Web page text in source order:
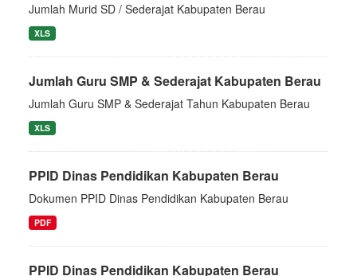
Jumlah Murid SD / Sederajat Kabupaten Berau
XLS
Jumlah Guru SMP & Sederajat Kabupaten Berau
Jumlah Guru SMP & Sederajat Tahun Kabupaten Berau
XLS
PPID Dinas Pendidikan Kabupaten Berau
Dokumen PPID Dinas Pendidikan Kabupaten Berau
PDF
PPID Dinas Pendidikan Kabupaten Berau